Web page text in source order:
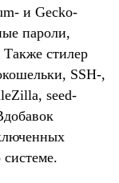
и Gecko-
пароли,
стилер
SSH-,
seed-